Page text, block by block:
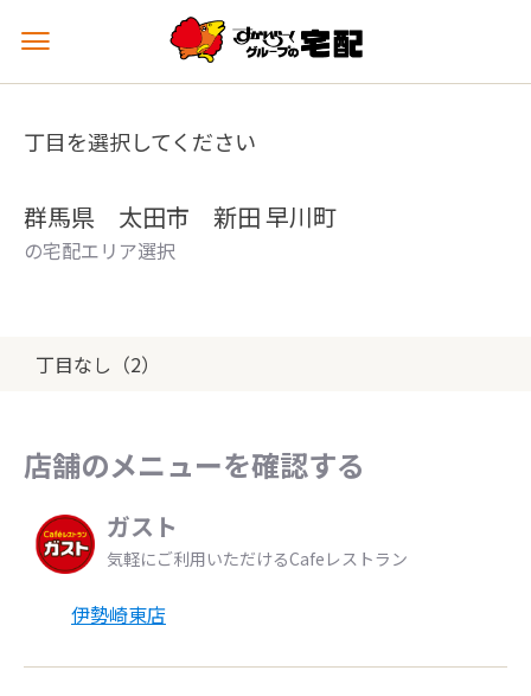
メ
ュ
を
丁目を選択してください
群馬県 太田市 新田 早川町
の宅配エリア選択
丁目なし（2）
店舗のメニューを確認する
ガスト
気軽にご利用いただけるCafeレストラン
伊勢崎東店